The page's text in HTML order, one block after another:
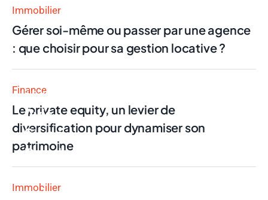
Immobilier
Gérer soi-même ou passer par une agence
: que choisir pour sa gestion locative ?
Finance
Le private equity, un levier de
diversification pour dynamiser son
patrimoine
Immobilier
Finance
Avis
Swan
Pro : la
néobanque
qui